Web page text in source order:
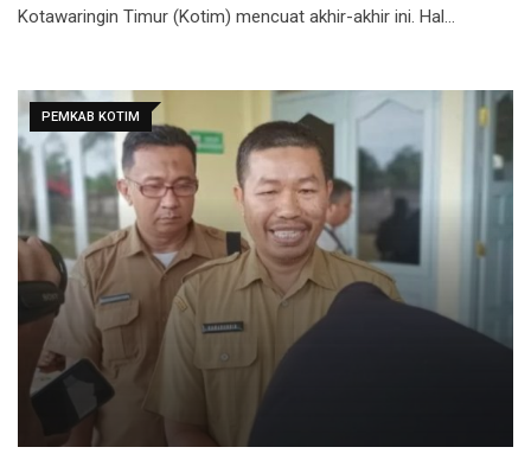
Kotawaringin Timur (Kotim) mencuat akhir-akhir ini. Hal…
PEMKAB KOTIM